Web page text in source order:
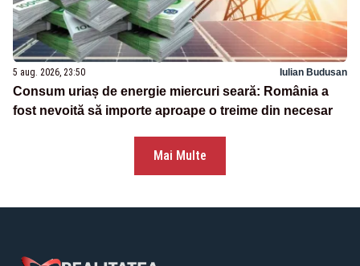
5 aug. 2026, 23:50 Iulian Budusan
Consum uriaș de energie miercuri seară: România a
fost nevoită să importe aproape o treime din necesar
Mai Multe